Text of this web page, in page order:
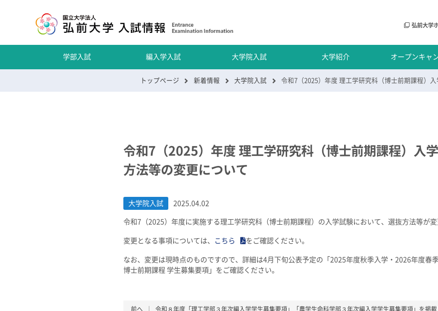
弘前大学
学部入試 編入学入試 大学院入試 大学紹介 オープンキャ
トップページ 新着情報 大学院入試
令和7（2025）年度 理工学研究科（博士前期課程）入
方法等の変更について
大学院入試 2025.04.02
令和7（2025）年度に実施する理工学研究科（博士前期課程）の入学試験において、選抜方法等が変
変更となる事項については、 こちら をご確認ください。
なお、変更は現時点のものですので、詳細は4月下旬公表予定の「2025年度秋季入学・2026年度春
博士前期課程 学生募集要項」をご確認ください。
前へ 令和８年度「理工学部３年次編入学学生募集要項」「農学生命科学部３年次編入学学生募集要項」を掲載